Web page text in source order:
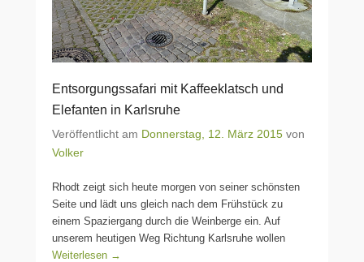
Entsorgungssafari mit Kaffeeklatsch und
Elefanten in Karlsruhe
Veröffentlicht am Donnerstag, 12. März 2015 von
Volker
Rhodt zeigt sich heute morgen von seiner schönsten
Seite und lädt uns gleich nach dem Frühstück zu
einem Spaziergang durch die Weinberge ein. Auf
unserem heutigen Weg Richtung Karlsruhe wollen
Weiterlesen →